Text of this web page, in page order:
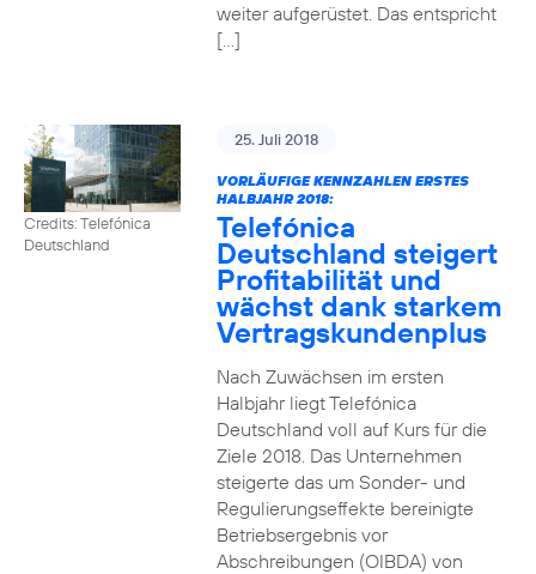
weiter aufgerüstet. Das entspricht
[…]
Credits: Telefónica
Deutschland
25. Juli 2018
VORLÄUFIGE KENNZAHLEN ERSTES
HALBJAHR 2018:
Telefónica
Deutschland steigert
Profitabilität und
wächst dank starkem
Vertragskundenplus
Nach Zuwächsen im ersten
Halbjahr liegt Telefónica
Deutschland voll auf Kurs für die
Ziele 2018. Das Unternehmen
steigerte das um Sonder- und
Regulierungseffekte bereinigte
Betriebsergebnis vor
Abschreibungen (OIBDA) von